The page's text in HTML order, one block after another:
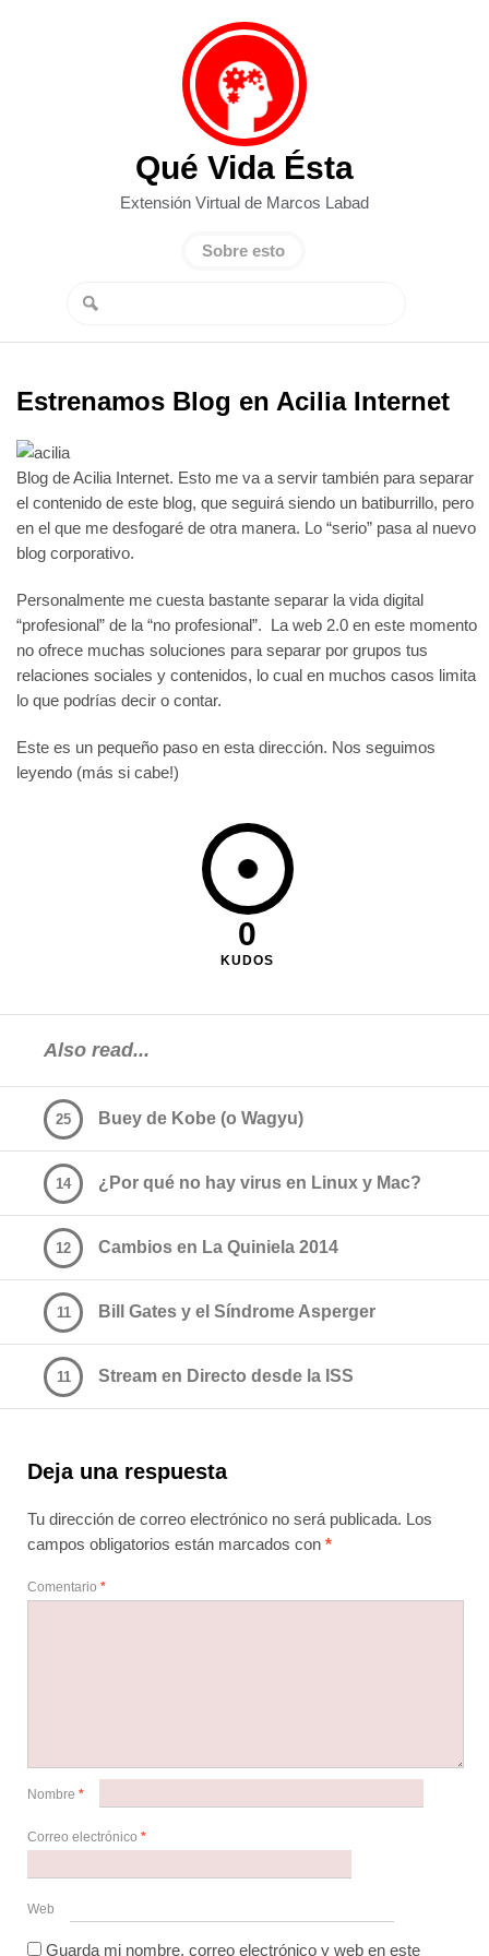
Qué Vida Ésta
Extensión Virtual de Marcos Labad
Sobre esto
Estrenamos Blog en Acilia Internet
Blog de Acilia Internet. Esto me va a servir también para separar
el contenido de este blog, que seguirá siendo un batiburrillo, pero
en el que me desfogaré de otra manera. Lo “serio” pasa al nuevo
blog corporativo.
Personalmente me cuesta bastante separar la vida digital
“profesional” de la “no profesional”. La web 2.0 en este momento
no ofrece muchas soluciones para separar por grupos tus
relaciones sociales y contenidos, lo cual en muchos casos limita
lo que podrías decir o contar.
Este es un pequeño paso en esta dirección. Nos seguimos
leyendo (más si cabe!)
0
KUDOS
Also read...
Buey de Kobe (o Wagyu)
25
¿Por qué no hay virus en Linux y Mac?
14
Cambios en La Quiniela 2014
12
Bill Gates y el Síndrome Asperger
11
Stream en Directo desde la ISS
11
Deja una respuesta
Tu dirección de correo electrónico no será publicada. Los
campos obligatorios están marcados con *
Comentario *
Nombre *
Correo electrónico *
Web
Guarda mi nombre, correo electrónico y web en este